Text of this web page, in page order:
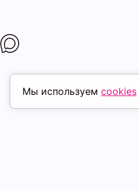
Мы используем cookies